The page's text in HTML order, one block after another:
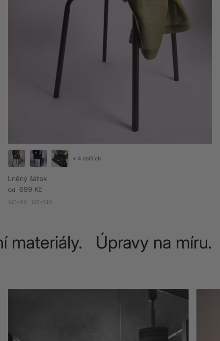
Lněný šátek
Běžná cena
Od 699 Kč
140x80 140x140
+ 4 dalších
materiály. Úpravy na